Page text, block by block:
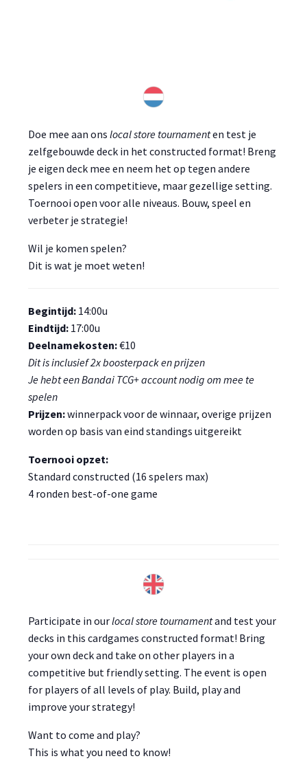
Doe mee aan ons local store tournamenten test je
zelfgebouwde deck in het constructed format! Breng
je eigen deck mee en neem het op tegen andere
spelers in een competitieve, maar gezellige setting.
Toernooi open voor alle niveaus. Bouw, speel en
verbeter je strategie!
Wil je komen spelen?
Dit is wat je moet weten!
Begintijd: 14:00u
Eindtijd: 17:00u
Deelnamekosten:€10
Dit is inclusief 2x boosterpack en prijzen
Je hebt een Bandai TCG+ account nodig om mee te
spelen
Prijzen:winnerpack voor de winnaar, overige prijzen
worden op basis van eind standings uitgereikt
Toernooi opzet:
Standard constructed (16 spelers max)
4 ronden best-of-one game
Participate in ourlocal store tournamentand test your
decks in this cardgames constructed format! Bring
your own deck and take on other players in a
competitive but friendly setting. The event is open
for players of all levels of play. Build, play and
improve your strategy!
Want to come and play?
This is what you need to know!